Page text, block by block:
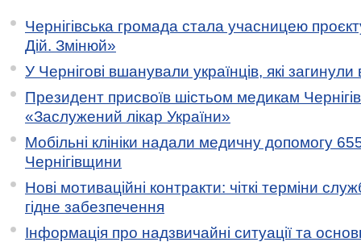
Чернігівська громада стала учасницею
Дій. Змінюй»
У Чернігові вшанували українців, які загинули
Президент присвоїв шістьом медикам
«Заслужений лікар України»
Мобільні клініки надали медичну допомогу
Чернігівщини
Нові мотиваційні контракти: чіткі терміни
гідне забезпечення
Інформація про надзвичайні ситуації та